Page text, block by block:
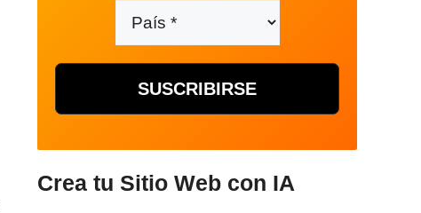
Crea tu Sitio Web con IA